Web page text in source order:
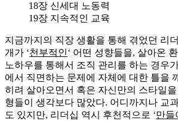
18장 신세대 노동력
19장 지속적인 교육
지금까지의 직장 생활을 통해 겪었던 리
개가 ‘천부적인‘ 어떤 성향들을, 살아온
노하우를 통해서 조직 관리를 하는 경우
에서 직면하는 문제에 자체에 대한 틀을
히려 살아오면서 혹은 자신만의 스타일
형들이 생각보다 많았다. 어디까지나 교
도 있지만, 리더십 역시 후천적으로 ‘만들